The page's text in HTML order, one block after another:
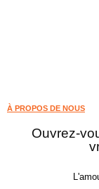
À PROPOS DE NOUS
Ouvrez-